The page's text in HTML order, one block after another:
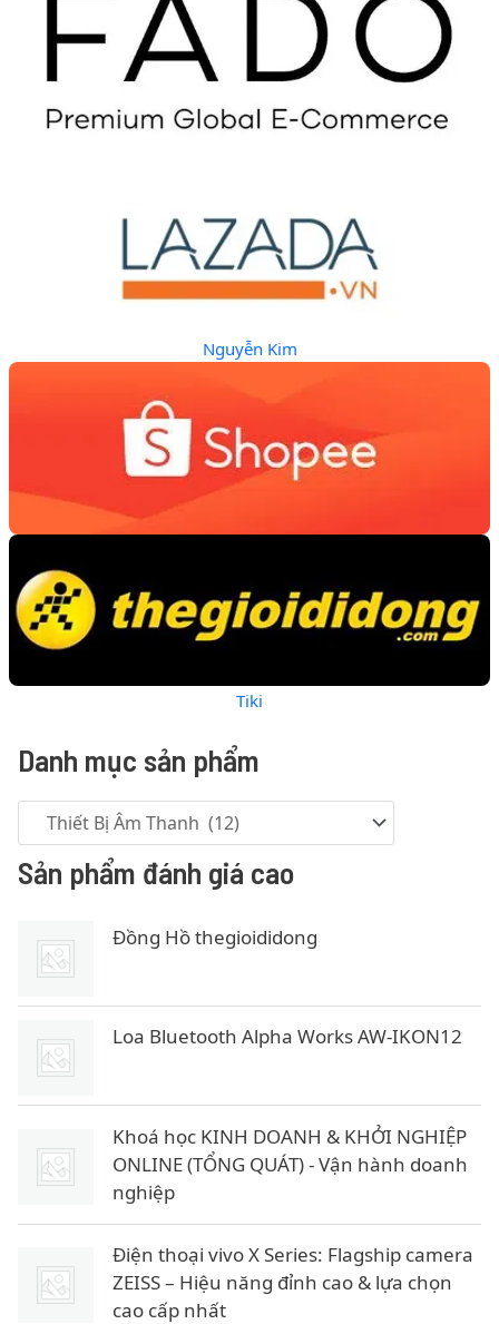
Nguyễn Kim
Tiki
Danh mục sản phẩm
Sản phẩm đánh giá cao
Đồng Hồ thegioididong
Loa Bluetooth Alpha Works AW-IKON12
Khoá học KINH DOANH & KHỞI NGHIỆP
ONLINE (TỔNG QUÁT) - Vận hành doanh
nghiệp
Điện thoại vivo X Series: Flagship camera
ZEISS – Hiệu năng đỉnh cao & lựa chọn
cao cấp nhất